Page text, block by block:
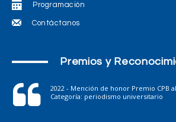
Programación
Contáctanos
Premios y
2022 - Mención de honor Premio CPB
Categoría: periodismo universitario